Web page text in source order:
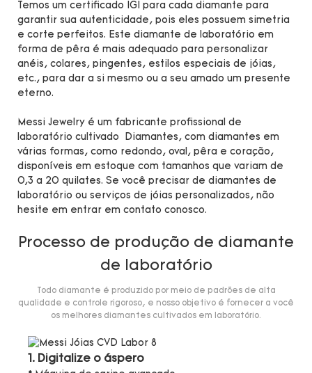
Temos um certificado IGI para cada diamante para
garantir sua autenticidade, pois eles possuem simetria
e corte perfeitos. Este diamante de laboratório em
forma de pêra é mais adequado para personalizar
anéis, colares, pingentes, estilos especiais de jóias,
etc., para dar a si mesmo ou a seu amado um presente
eterno.
Messi Jewelry é um fabricante profissional de
laboratório cultivado Diamantes, com diamantes em
várias formas, como redondo, oval, pêra e coração,
disponíveis em estoque com tamanhos que variam de
0,3 a 20 quilates. Se você precisar de diamantes de
laboratório ou serviços de jóias personalizados, não
hesite em entrar em contato conosco.
Processo de produção de diamante
de laboratório
Todo diamante é produzido por meio de padrões de alta
qualidade e controle rigoroso, e nosso objetivo é fornecer a você
os melhores diamantes cultivados em laboratório.
1. Digitalize o áspero